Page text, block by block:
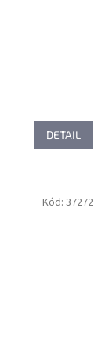
DETAIL
Kód: 37272